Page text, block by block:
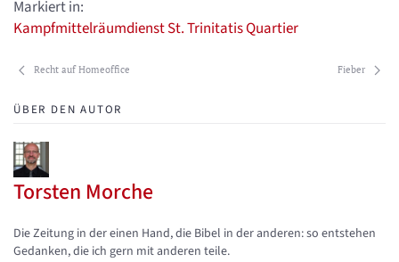
Markiert in:
KampfmittelräumdienstSt. Trinitatis Quartier
Recht auf Homeoffice Fieber
ÜBER DEN AUTOR
Torsten Morche
Updates abonnieren
Abo von Updates dieses Autors beenden
Die Zeitung in der einen Hand, die Bibel in der anderen: so entstehen
Gedanken, die ich gern mit anderen teile.